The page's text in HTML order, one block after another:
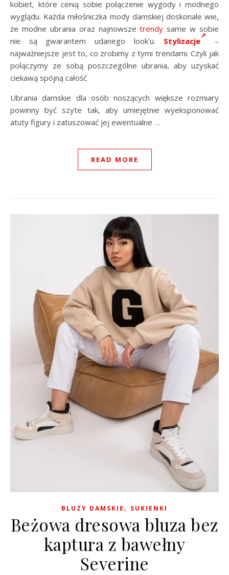
kobiet, które cenią sobie połączenie wygody i modnego
wyglądu. Każda miłośniczka mody damskiej doskonale wie,
że modne ubrania oraz najnowszetrendy same w sobie
nie są gwarantem udanego look’u. Stylizacje
–
najważniejsze jest to, co zrobimy z tymi trendami. Czyli jak
połączymy ze sobą poszczególne ubrania, aby uzyskać
ciekawą spójną całość
Ubrania damskie dla osób noszących większe rozmiary
powinny być szyte tak, aby umiejętnie wyeksponować
atuty figury i zatuszować jej ewentualne …
READ MORE
BLUZY DAMSKIE , SUKIENKI
Beżowa dresowa bluza bez
kaptura z bawełny
Severine